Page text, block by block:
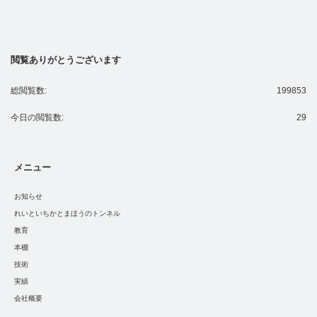
閲覧ありがとうございます
199853
総閲覧数:
29
今日の閲覧数:
メニュー
お知らせ
れいといちかとまほうのトンネル
教育
本棚
技術
実績
会社概要